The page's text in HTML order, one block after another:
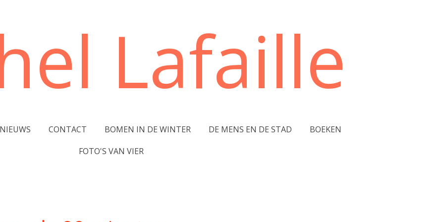
Lafaille
NIEUWS CONTACT BOMEN IN DE WINTER DE MENS EN DE STAD
BOEKEN
FOTO'S VAN VIER